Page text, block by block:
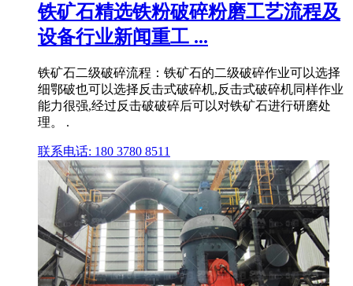
铁矿石精选铁粉破碎粉磨工艺流程及
设备行业新闻重工 ...
铁矿石二级破碎流程：铁矿石的二级破碎作业可以选择
细鄂破也可以选择反击式破碎机,反击式破碎机同样作业
能力很强,经过反击破破碎后可以对铁矿石进行研磨处
理。 .
联系电话: 180 3780 8511